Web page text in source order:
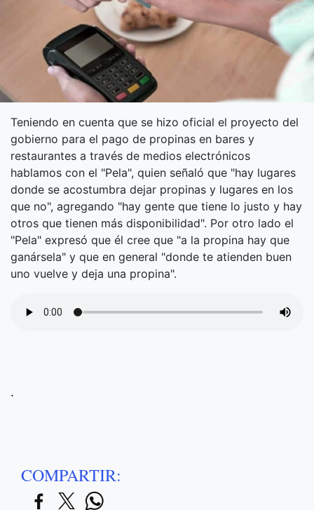
Teniendo en cuenta que se hizo oficial el proyecto del
gobierno para el pago de propinas en bares y
restaurantes a través de medios electrónicos
hablamos con el "Pela", quien señaló que "hay lugares
donde se acostumbra dejar propinas y lugares en los
que no", agregando "hay gente que tiene lo justo y hay
otros que tienen más disponibilidad". Por otro lado el
"Pela" expresó que él cree que "a la propina hay que
ganársela" y que en general "donde te atienden buen
uno vuelve y deja una propina".
.
COMPARTIR: